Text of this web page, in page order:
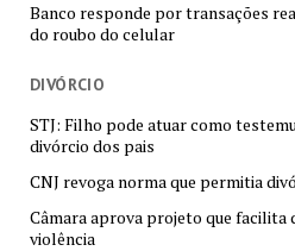
Banco responde por transações
do roubo do celular
DIVÓRCIO
STJ: Filho pode atuar como
divórcio dos pais
CNJ revoga norma que permitia
Câmara aprova projeto que facilita
violência